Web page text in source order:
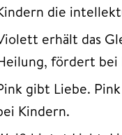
die
erhält das
fördert bei
gibt Liebe.
Kindern.